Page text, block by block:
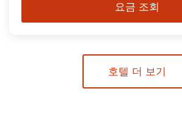
요금 조회
호텔 더 보기